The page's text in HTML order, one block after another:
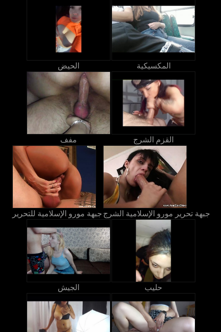
الحيض المكسيكية
مفف القزم الشرج
جبهة مورو الإسلامية للتحرير جبهة تحرير مورو الإسلامية الشرج
الجيش حليب